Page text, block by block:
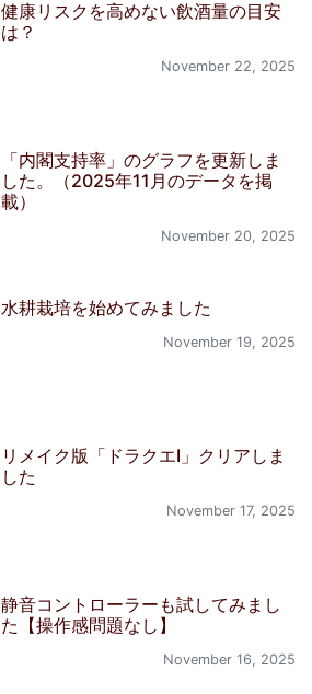
健康リスクを高めない飲酒量の目安
は？
November 22, 2025
「内閣支持率」のグラフを更新しま
した。（2025年11月のデータを掲
載）
November 20, 2025
水耕栽培を始めてみました
November 19, 2025
リメイク版「ドラクエI」クリアしま
した
November 17, 2025
静音コントローラーも試してみまし
た【操作感問題なし】
November 16, 2025